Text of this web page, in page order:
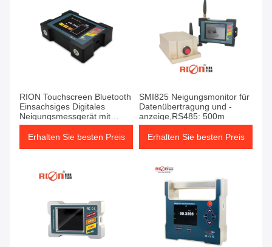
RION Touchscreen Bluetooth
Einsachsiges Digitales
Neigungsmessgerät mit
Magnetbasis
Erhalten Sie besten Preis
SMI825 Neigungsmonitor für
Datenübertragung und -
anzeige,RS485: 500m
Erhalten Sie besten Preis